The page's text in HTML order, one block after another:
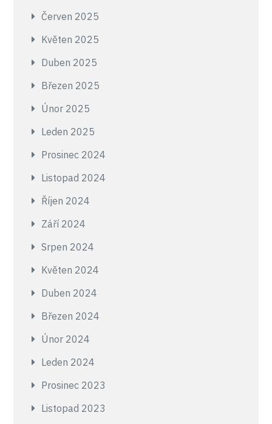
Červen 2025
Květen 2025
Duben 2025
Březen 2025
Únor 2025
Leden 2025
Prosinec 2024
Listopad 2024
Říjen 2024
Září 2024
Srpen 2024
Květen 2024
Duben 2024
Březen 2024
Únor 2024
Leden 2024
Prosinec 2023
Listopad 2023